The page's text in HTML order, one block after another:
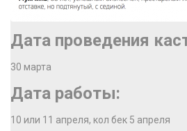
Дата проведения
30 марта
Дата работы:
10 или 11 апреля, кол бек 5 апреля